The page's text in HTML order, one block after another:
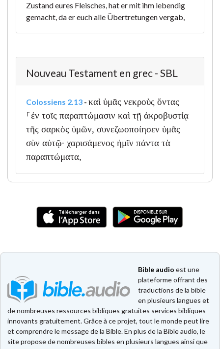
Zustand eures Fleisches, hat er mit ihm lebendig
gemacht, da er euch alle Übertretungen vergab,
Nouveau Testament en grec - SBL
Colossiens 2.13 - καὶ ὑμᾶς νεκροὺς ὄντας
⸀ἐν τοῖς παραπτώμασιν καὶ τῇ ἀκροβυστίᾳ
τῆς σαρκὸς ὑμῶν, συνεζωοποίησεν ὑμᾶς
σὺν αὐτῷ· χαρισάμενος ἡμῖν πάντα τὰ
παραπτώματα,
Bible audio est une
plateforme offrant des
traductions de la bible
en plusieurs langues et
de nombreuses ressources bibliques gratuites services bibliques
innovants gratuitement. Grâce à ce projet, tout le monde peut lire
et comprendre le message de la Bible. En plus de la Bible audio, le
site propose de nombreuses bibles en plusieurs langues ainsi que